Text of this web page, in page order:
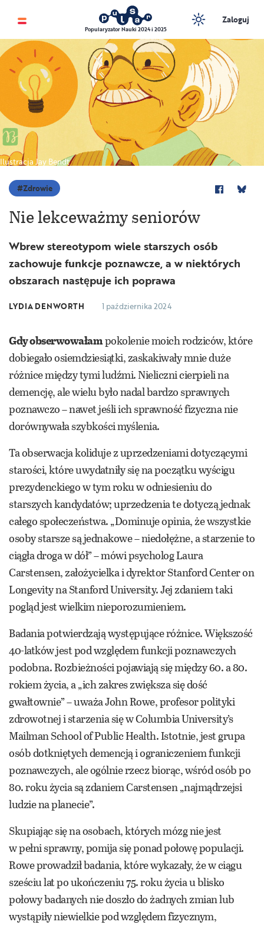
Popularyzator Nauki 2024 i 2025
Zaloguj
Ilustracja Jay Bendt
Zdrowie
Nie lekceważmy seniorów
Wbrew stereotypom wiele starszych osób
zachowuje funkcje poznawcze, a w niektórych
obszarach następuje ich poprawa
LYDIA DENWORTH 1 października 2024
Gdy obserwowałampokolenie moich rodziców, które
dobiegało osiemdziesiątki, zaskakiwały mnie duże
różnice między tymi ludźmi. Nieliczni cierpieli na
demencję, ale wielu było nadal bardzo sprawnych
poznawczo – nawet jeśli ich sprawność fizyczna nie
dorównywała szybkości myślenia.
Ta obserwacja koliduje z uprzedzeniami dotyczącymi
starości, które uwydatniły się na początku wyścigu
prezydenckiego w tym roku w odniesieniu do
starszych kandydatów; uprzedzenia te dotyczą jednak
całego społeczeństwa. „Dominuje opinia, że wszystkie
osoby starsze są jednakowe – niedołężne, a starzenie to
ciągła droga w dół” – mówi psycholog Laura
Carstensen, założycielka i dyrektor Stanford Center on
Longevity na Stanford University. Jej zdaniem taki
pogląd jest wielkim nieporozumieniem.
Badania potwierdzają występujące różnice. Większość
40-latków jest pod względem funkcji poznawczych
podobna. Rozbieżności pojawiają się między 60. a 80.
rokiem życia, a „ich zakres zwiększa się dość
gwałtownie” – uważa John Rowe, profesor polityki
zdrowotnej i starzenia się w Columbia University’s
Mailman School of Public Health. Istotnie, jest grupa
osób dotkniętych demencją i ograniczeniem funkcji
poznawczych, ale ogólnie rzecz biorąc, wśród osób po
80. roku życia są zdaniem Carstensen „najmądrzejsi
ludzie na planecie”.
Skupiając się na osobach, których mózg nie jest
w pełni sprawny, pomija się ponad połowę populacji.
Rowe prowadził badania, które wykazały, że w ciągu
sześciu lat po ukończeniu 75. roku życia u blisko
połowy badanych nie doszło do żadnych zmian lub
wystąpiły niewielkie pod względem fizycznym,